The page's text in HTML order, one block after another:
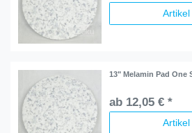
13" Melamin Pad One
ab 12,05 € *